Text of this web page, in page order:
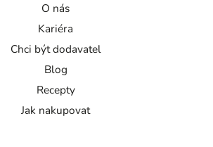
O nás
Kariéra
Chci být dodavatel
Blog
Recepty
Jak nakupovat